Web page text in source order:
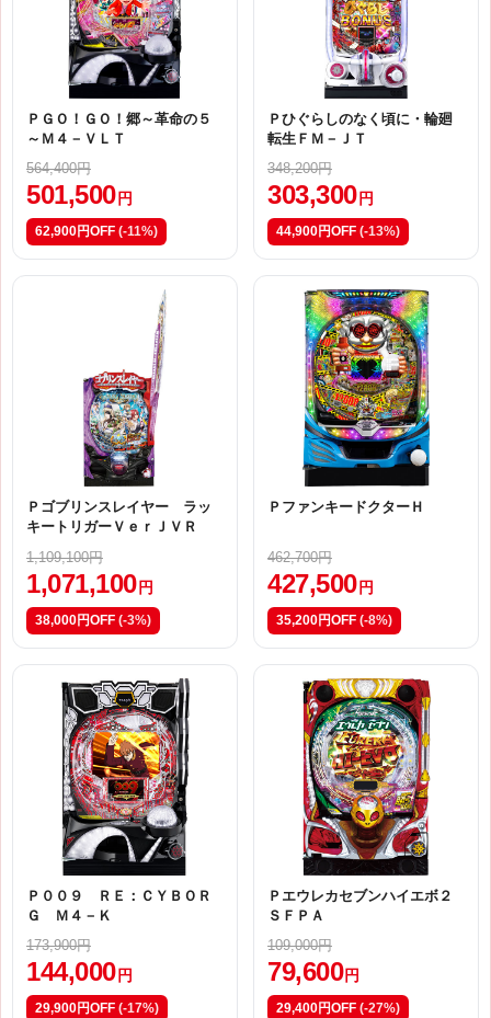
ＰＧＯ！ＧＯ！郷～革命の５
～Ｍ４－ＶＬＴ
564,400円
501,500 円
62,900円OFF (-11%)
Ｐひぐらしのなく頃に・輪廻
転生ＦＭ－ＪＴ
348,200円
303,300 円
44,900円OFF (-13%)
Ｐゴブリンスレイヤー ラッ
キートリガーＶｅｒＪＶＲ
1,109,100円
1,071,100 円
38,000円OFF (-3%)
ＰファンキードクターＨ
462,700円
427,500 円
35,200円OFF (-8%)
Ｐ００９ ＲＥ：ＣＹＢＯＲ
Ｇ Ｍ４－Ｋ
173,900円
144,000 円
29,900円OFF (-17%)
Ｐエウレカセブンハイエボ２
ＳＦＰＡ
109,000円
79,600 円
29,400円OFF (-27%)